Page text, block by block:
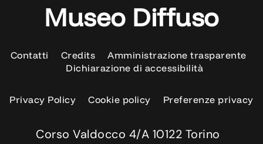
Museo Diffuso
Contatti Credits
Amministrazione trasparente
Dichiarazione di accessibilità
Privacy Policy Cookie policy Preferenze privacy
Corso Valdocco 4/A 10122 Torino